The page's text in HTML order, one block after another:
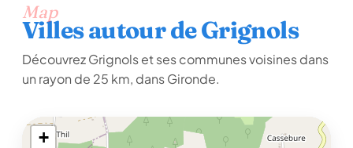
Map
Villes autour de Grignols
Découvrez Grignols et ses communes voisines dans
un rayon de 25 km, dans Gironde.
+